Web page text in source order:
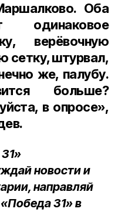
Оба
одинаковое
верёвочную
сетку, штурвал,
же, палубу.
больше?
в опросе»,
новости и
направляй
31» в